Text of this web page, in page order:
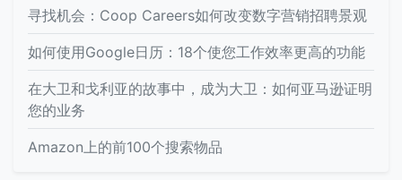
寻找机会：Coop Careers如何改变数字营销招聘景观
如何使用Google日历：18个使您工作效率更高的功能
在大卫和戈利亚的故事中，成为大卫：如何亚马逊证明
您的业务
Amazon上的前100个搜索物品